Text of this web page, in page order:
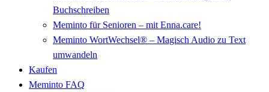
Buchschreiben
Meminto für Senioren – mit Enna.care!
Meminto WortWechsel® – Magisch Audio zu Text
umwandeln
Kaufen
Meminto FAQ